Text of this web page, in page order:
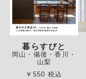
暮らすびと
岡山・備後・香川・
山梨
￥550 税込